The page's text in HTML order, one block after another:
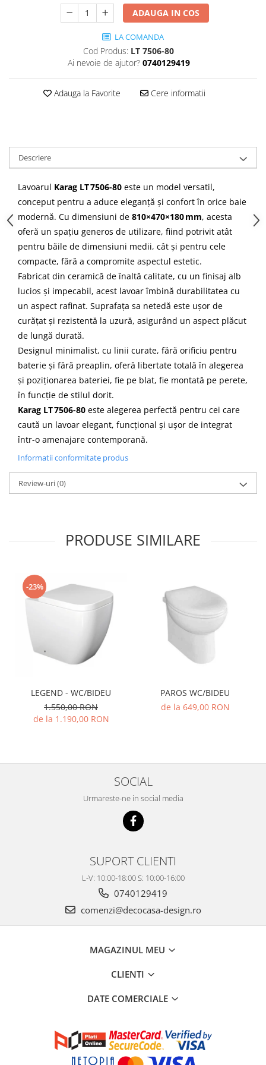
Parchet VINIL SPC - COLECTIA
Cădițe Cabine Duș
Paravane pentru cazi de baie
Cazi cu hidromasaj
Cazi freestanding
Căzi de baie MONOBLOC
Mobilier baie Karag
Obiecte Sanitare
Lavoare baie
Rezervoare WC incastrate
Vas WC/Bideu
Oglinzi Baie
Riflaje Decorative
Profile exterior Allegria
Brau decorativ exterior
Profile Interior Allegria
ADAUGA IN COS
LA COMANDA
Cod Produs: LT 7506-80
Ai nevoie de ajutor? 0740129419
Adauga la Favorite Cere informatii
Descriere
Lavoarul Karag LT 7506-80 este un model versatil,
conceput pentru a aduce eleganță și confort în orice baie
modernă. Cu dimensiuni de 810×470×180 mm, acesta
oferă un spațiu generos de utilizare, fiind potrivit atât
pentru băile de dimensiuni medii, cât și pentru cele
compacte, fără a compromite aspectul estetic.
Fabricat din ceramică de înaltă calitate, cu un finisaj alb
lucios și impecabil, acest lavoar îmbină durabilitatea cu
un aspect rafinat. Suprafața sa netedă este ușor de
curățat și rezistentă la uzură, asigurând un aspect plăcut
de lungă durată.
Designul minimalist, cu linii curate, fără orificiu pentru
baterie și fără preaplin, oferă libertate totală în alegerea
și poziționarea bateriei, fie pe blat, fie montată pe perete,
în funcție de stilul dorit.
Karag LT 7506-80 este alegerea perfectă pentru cei care
caută un lavoar elegant, funcțional și ușor de integrat
într-o amenajare contemporană.
Informatii conformitate produs
Review-uri(0)
PRODUSE SIMILARE
-23%
LEGEND - WC/BIDEU
1.550,00 RON
de la 1.190,00 RON
PAROS WC/BIDEU
de la 649,00 RON
SOCIAL
Urmareste-ne in social media
SUPORT CLIENTI
L-V: 10:00-18:00 S: 10:00-16:00
0740129419
comenzi@decocasa-design.ro
MAGAZINUL MEU
CLIENTI
DATE COMERCIALE